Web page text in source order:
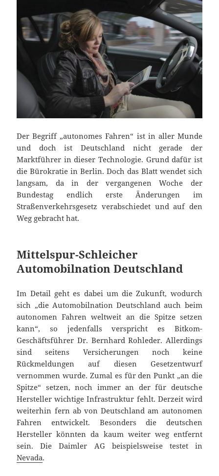
Der Begriff „autonomes Fahren“ ist in aller Munde
und doch ist Deutschland nicht gerade der
Marktführer in dieser Technologie. Grund dafür ist
die Bürokratie in Berlin. Doch das Blatt wendet sich
langsam, da in der vergangenen Woche der
Bundestag endlich erste Änderungen im
Straßenverkehrsgesetz verabschiedet und auf den
Weg gebracht hat.
Mittelspur-Schleicher
Automobilnation Deutschland
Im Detail geht es dabei um die Zukunft, wodurch
sich „die Automobilnation Deutschland auch beim
autonomen Fahren weltweit an die Spitze setzen
kann“, so jedenfalls verspricht es Bitkom-
Geschäftsführer Dr. Bernhard Rohleder. Allerdings
sind seitens Versicherungen noch keine
Rückmeldungen auf diesen Gesetzentwurf
vernommen wurde. Zumal es für den Punkt „an die
Spitze“ setzen, noch immer an der für deutsche
Hersteller wichtige Infrastruktur fehlt. Derzeit wird
weiterhin fern ab von Deutschland am autonomen
Fahren entwickelt. Besonders die deutschen
Hersteller könnten da kaum weiter weg entfernt
sein. Die Daimler AG beispielsweise testet in
Nevada.